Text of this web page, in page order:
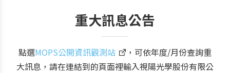
重大訊息公告
點選MOPS公開資訊觀測站
，可依年度/月份查詢重
大訊息，請在連結到的頁面裡輸入視陽光學股份有限公